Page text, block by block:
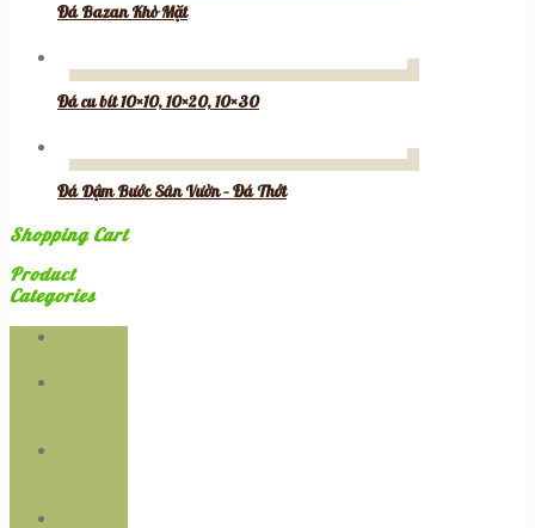
Đá Bazan Khò Mặt
Đá cu bít 10×10, 10×20, 10×30
Đá Dậm Bước Sân Vườn – Đá Thớt
Shopping Cart
Product
Categories